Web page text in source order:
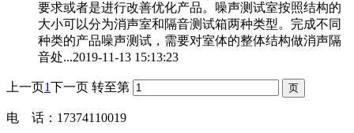
要求或者是进行改善优化产品。噪声测试室按照结构的
大小可以分为消声室和隔音测试箱两种类型。完成不同
种类的产品噪声测试，需要对室体的整体结构做消声隔
音处...2019-11-13 15:13:23
上一页1下一页 转至第
电 话：17374110019